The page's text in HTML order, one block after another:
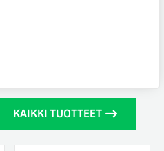
KAIKKI TUOTTEET